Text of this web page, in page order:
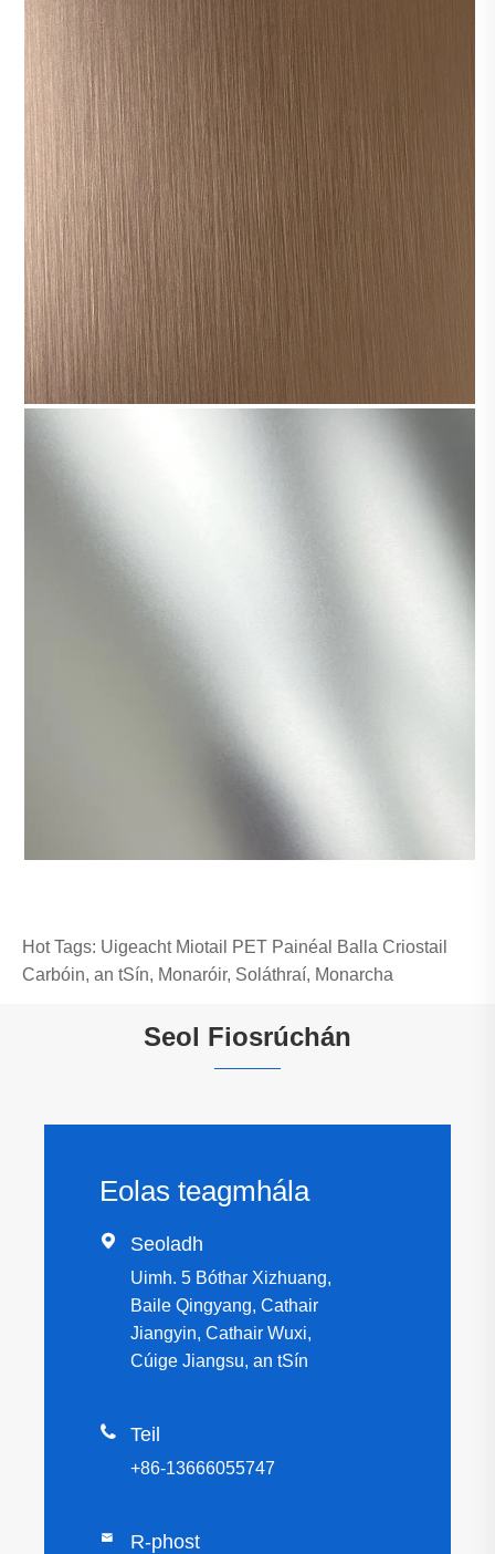
Hot Tags: Uigeacht Miotail PET Painéal Balla Criostail
Carbóin, an tSín, Monaróir, Soláthraí, Monarcha
Seol Fiosrúchán
Eolas teagmhála
 Seoladh
Uimh. 5 Bóthar Xizhuang,
Baile Qingyang, Cathair
Jiangyin, Cathair Wuxi,
Cúige Jiangsu, an tSín
 Teil
+86-13666055747
 R-phost